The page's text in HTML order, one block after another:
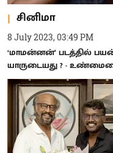
சினிமா
8 July 2023, 03:49 PM
‘மாமன்னன்’ படத்தில்
யாருடையது ? -